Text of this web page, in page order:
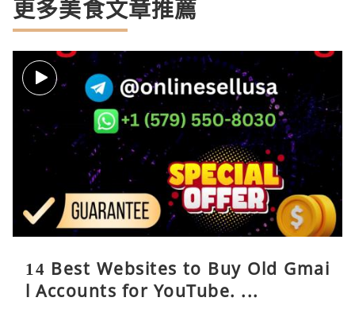
更多美食文章推薦
14 Best Websites to Buy Old Gmai
l Accounts for YouTube. ...